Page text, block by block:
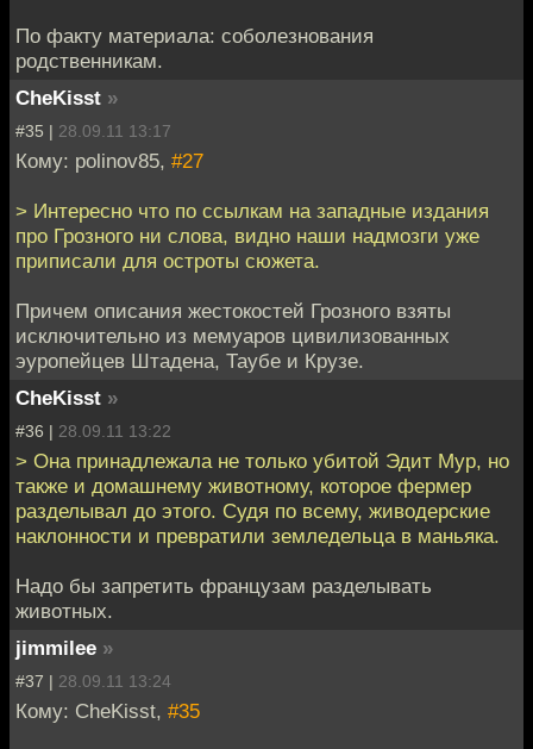
По факту материала: соболезнования
родственникам.
CheKisst »
#35 | 28.09.11 13:17
Кому: polinov85, #27
> Интересно что по ссылкам на западные издания
про Грозного ни слова, видно наши надмозги уже
приписали для остроты сюжета.
Причем описания жестокостей Грозного взяты
исключительно из мемуаров цивилизованных
эуропейцев Штадена, Таубе и Крузе.
CheKisst »
#36 | 28.09.11 13:22
> Она принадлежала не только убитой Эдит Мур, но
также и домашнему животному, которое фермер
разделывал до этого. Судя по всему, живодерские
наклонности и превратили земледельца в маньяка.
Надо бы запретить французам разделывать
животных.
jimmilee »
#37 | 28.09.11 13:24
Кому: CheKisst, #35